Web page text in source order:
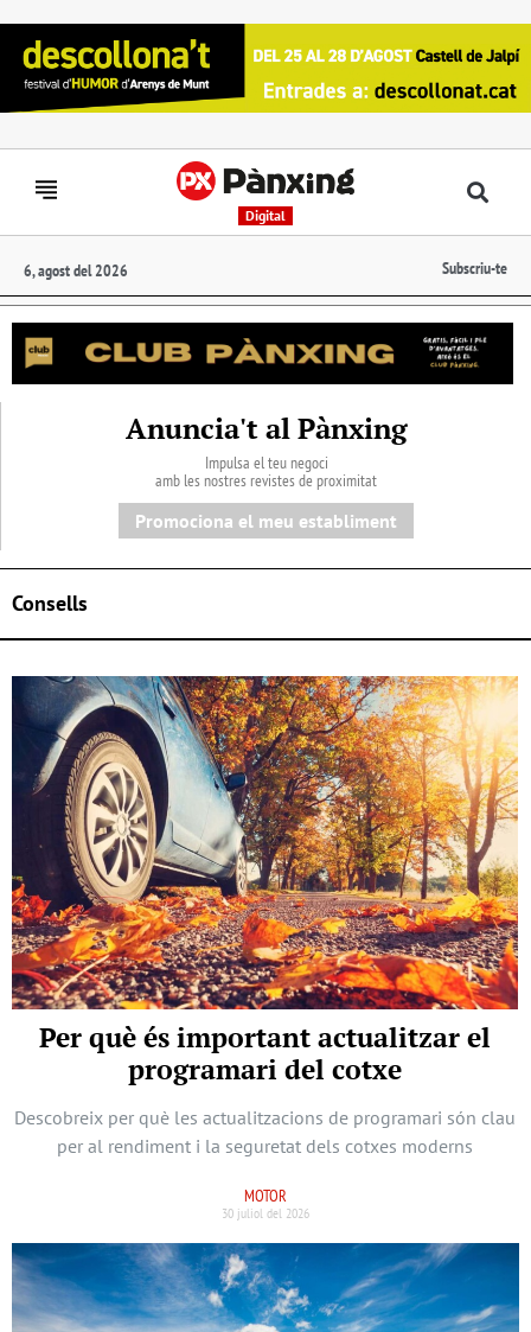
Digital
6, agost del 2026 Subscriu-te
Anuncia't al Pànxing
Impulsa el teu negoci
amb les nostres revistes de proximitat
Promociona el meu establiment
Consells
Per què és important actualitzar el
programari del cotxe
Descobreix per què les actualitzacions de programari són clau
per al rendiment i la seguretat dels cotxes moderns
MOTOR
30 juliol del 2026